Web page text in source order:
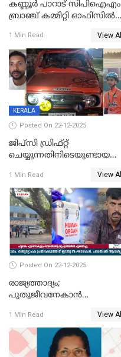
കണ്ണൂർ പാറാട് സിപിഐഎം
ബ്രാഞ്ച് കമ്മിറ്റി ഓഫിസിൽ
ചിത്രങ്ങളടക്കം കത്തിയ
നിലയിൽ
1 Min Read View All
KERALA
Posted On 22-12-2025
ജിപ്സി ഡ്രിഫ്റ്റ്
ചെയ്യുന്നതിനിടെയുണ്ടായ
ദാരുണാന്ത്യം; ജീപ്സി
ഓടിച്ചയാൾ അറസ്റ്റിൽ.
1 Min Read View All
Posted On 22-12-2025
രാജ്യത്താദ്യം;
പുതുജീവനേകാൻ
എറണാകുളം സർക്കാർ
ജനറൽ
ആശുപത്രിയിലെത്തിച്ചു
1 Min Read View All